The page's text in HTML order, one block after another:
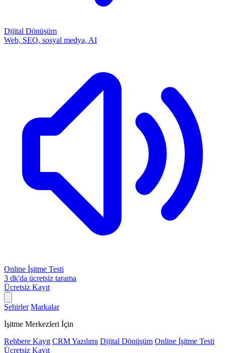
Dijital Dönüşüm
Web, SEO, sosyal medya, AI
Online İşitme Testi
3 dk'da ücretsiz tarama
Ücretsiz Kayıt
Şehirler Markalar
İşitme Merkezleri İçin
Rehbere Kayıt CRM Yazılımı Dijital Dönüşüm Online İşitme Testi
Ücretsiz Kayıt